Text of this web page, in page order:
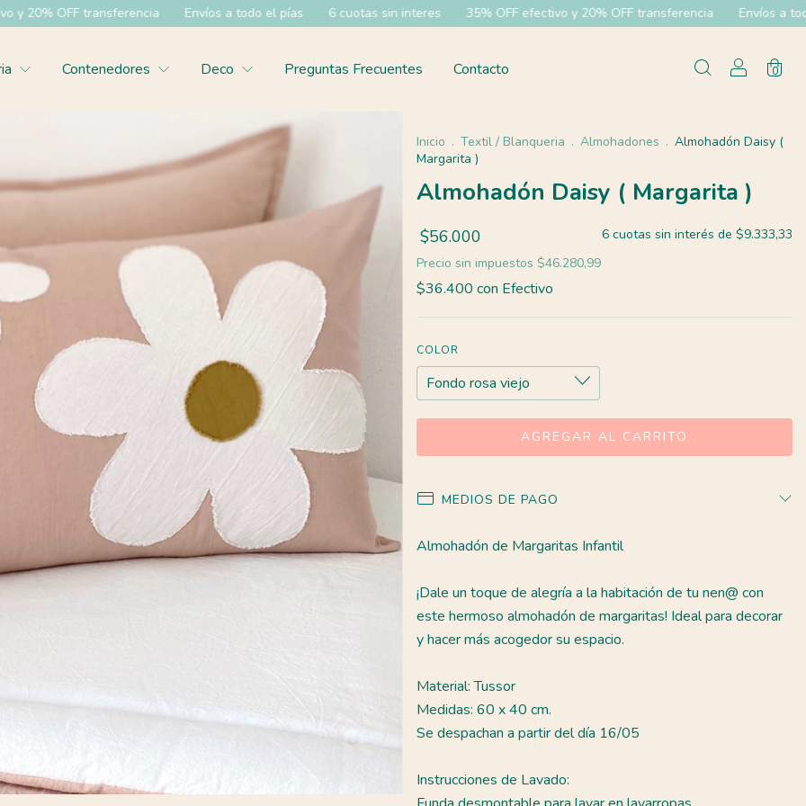
Envíos a todo el pías 6 cuotas sin interes 35% OFF efectivo y 20% OFF transferencia Envíos a todo el pías 6 cuotas sin
Contenedores Deco Preguntas Frecuentes Contacto 0
Inicio . Textil / Blanqueria . Almohadones . Almohadón Daisy (
Margarita )
Almohadón Daisy ( Margarita )
$56.000 6 cuotas sin interés de $9.333,33
Precio sin impuestos $46.280,99
$36.400 con Efectivo
COLOR
MEDIOS DE PAGO
Almohadón de Margaritas Infantil
¡Dale un toque de alegría a la habitación de tu nen@ con
este hermoso almohadón de margaritas! Ideal para decorar
y hacer más acogedor su espacio.
Material: Tussor
Medidas: 60 x 40 cm.
Se despachan a partir del día 16/05
Instrucciones de Lavado: